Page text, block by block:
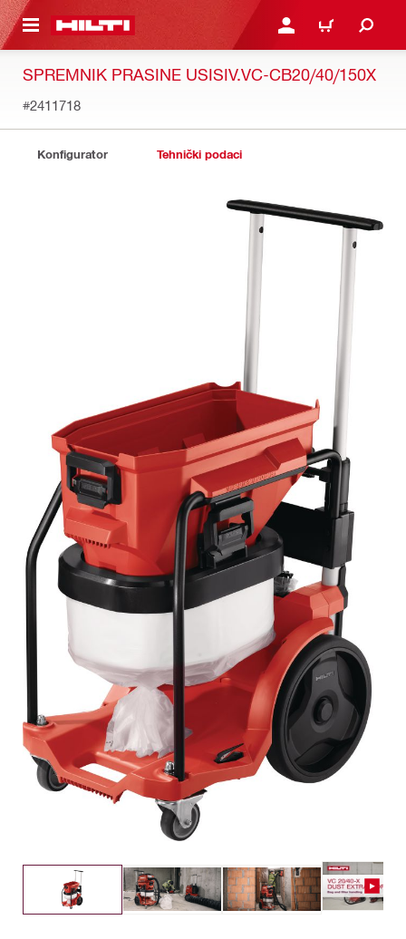
SADRŽAJ PRIJAVITE SE ILI SE
KORPA
SPREMNIK PRASINE USISIV.VC-CB20/40/150X
#2411718
Konfigurator Tehnički podaci